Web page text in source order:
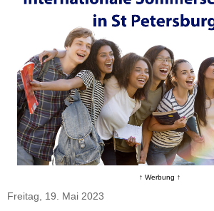
↑ Werbung ↑
Freitag, 19. Mai 2023